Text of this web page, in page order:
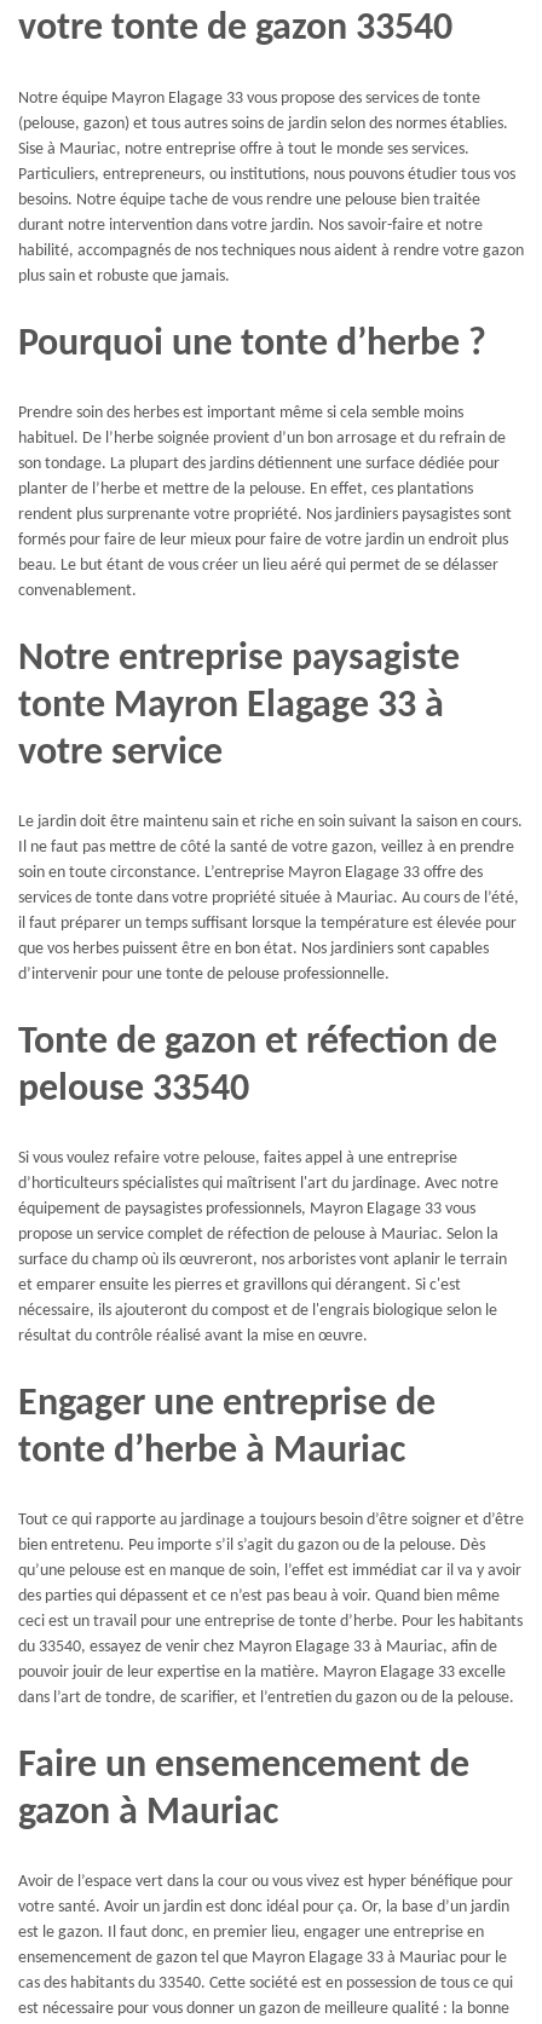
votre tonte de gazon 33540
Notre équipe Mayron Elagage 33 vous propose des services de tonte
(pelouse, gazon) et tous autres soins de jardin selon des normes établies.
Sise à Mauriac, notre entreprise offre à tout le monde ses services.
Particuliers, entrepreneurs, ou institutions, nous pouvons étudier tous vos
besoins. Notre équipe tache de vous rendre une pelouse bien traitée
durant notre intervention dans votre jardin. Nos savoir-faire et notre
habilité, accompagnés de nos techniques nous aident à rendre votre gazon
plus sain et robuste que jamais.
Pourquoi une tonte d’herbe ?
Prendre soin des herbes est important même si cela semble moins
habituel. De l’herbe soignée provient d’un bon arrosage et du refrain de
son tondage. La plupart des jardins détiennent une surface dédiée pour
planter de l’herbe et mettre de la pelouse. En effet, ces plantations
rendent plus surprenante votre propriété. Nos jardiniers paysagistes sont
formés pour faire de leur mieux pour faire de votre jardin un endroit plus
beau. Le but étant de vous créer un lieu aéré qui permet de se délasser
convenablement.
Notre entreprise paysagiste
tonte Mayron Elagage 33 à
votre service
Le jardin doit être maintenu sain et riche en soin suivant la saison en cours.
Il ne faut pas mettre de côté la santé de votre gazon, veillez à en prendre
soin en toute circonstance. L’entreprise Mayron Elagage 33 offre des
services de tonte dans votre propriété située à Mauriac. Au cours de l’été,
il faut préparer un temps suffisant lorsque la température est élevée pour
que vos herbes puissent être en bon état. Nos jardiniers sont capables
d’intervenir pour une tonte de pelouse professionnelle.
Tonte de gazon et réfection de
pelouse 33540
Si vous voulez refaire votre pelouse, faites appel à une entreprise
d’horticulteurs spécialistes qui maîtrisent l'art du jardinage. Avec notre
équipement de paysagistes professionnels, Mayron Elagage 33 vous
propose un service complet de réfection de pelouse à Mauriac. Selon la
surface du champ où ils œuvreront, nos arboristes vont aplanir le terrain
et emparer ensuite les pierres et gravillons qui dérangent. Si c'est
nécessaire, ils ajouteront du compost et de l'engrais biologique selon le
résultat du contrôle réalisé avant la mise en œuvre.
Engager une entreprise de
tonte d’herbe à Mauriac
Tout ce qui rapporte au jardinage a toujours besoin d’être soigner et d’être
bien entretenu. Peu importe s’il s’agit du gazon ou de la pelouse. Dès
qu’une pelouse est en manque de soin, l’effet est immédiat car il va y avoir
des parties qui dépassent et ce n’est pas beau à voir. Quand bien même
ceci est un travail pour une entreprise de tonte d’herbe. Pour les habitants
du 33540, essayez de venir chez Mayron Elagage 33 à Mauriac, afin de
pouvoir jouir de leur expertise en la matière. Mayron Elagage 33 excelle
dans l’art de tondre, de scarifier, et l’entretien du gazon ou de la pelouse.
Faire un ensemencement de
gazon à Mauriac
Avoir de l’espace vert dans la cour ou vous vivez est hyper bénéfique pour
votre santé. Avoir un jardin est donc idéal pour ça. Or, la base d’un jardin
est le gazon. Il faut donc, en premier lieu, engager une entreprise en
ensemencement de gazon tel que Mayron Elagage 33 à Mauriac pour le
cas des habitants du 33540. Cette société est en possession de tous ce qui
est nécessaire pour vous donner un gazon de meilleure qualité : la bonne